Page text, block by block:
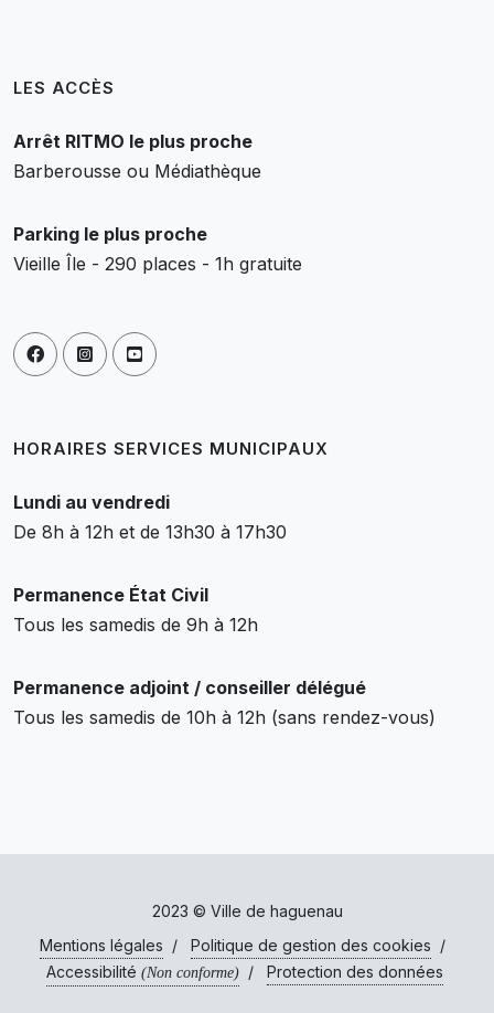
LES ACCÈS
Arrêt RITMO le plus proche
Barberousse ou Médiathèque
Parking le plus proche
Vieille Île - 290 places - 1h gratuite
HORAIRES SERVICES MUNICIPAUX
Lundi au vendredi
De 8h à 12h et de 13h30 à 17h30
Permanence État Civil
Tous les samedis de 9h à 12h
Permanence adjoint / conseiller délégué
Tous les samedis de 10h à 12h (sans rendez-vous)
2023 © Ville de haguenau
Mentions légales / Politique de gestion des cookies /
Accessibilité (Non conforme) / Protection des données